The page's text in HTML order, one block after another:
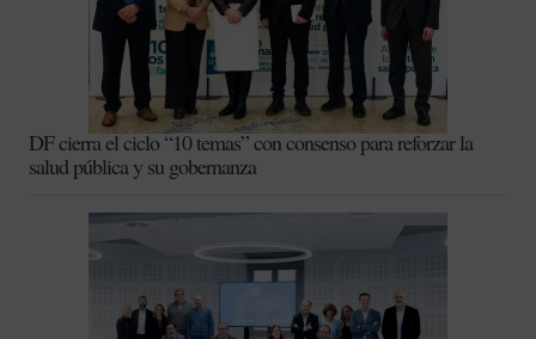
DF cierra el ciclo “10 temas” con consenso para reforzar la
salud pública y su gobernanza